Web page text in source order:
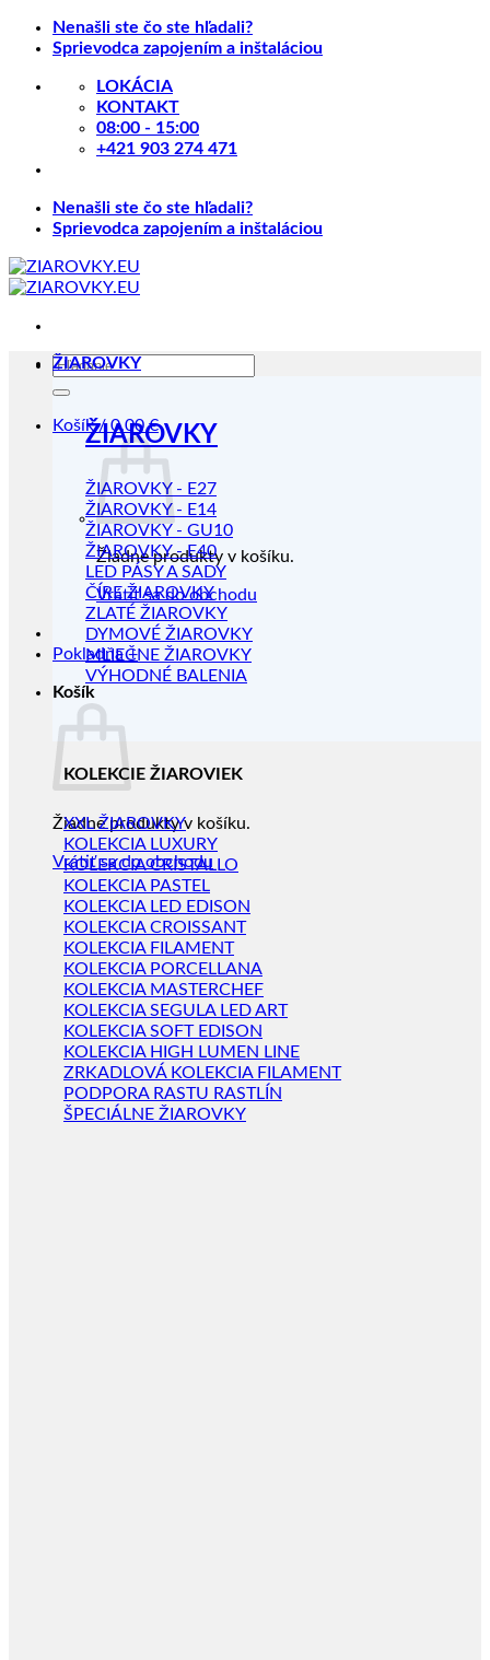
Skip
Nenašli ste čo ste hľadali?
Sprievodca zapojením a inštaláciou
LOKÁCIA
KONTAKT
08:00 - 15:00
+421 903 274 471
Nenašli ste čo ste hľadali?
Sprievodca zapojením a inštaláciou
Hľadať:
Košík /0.00€
Žiadne produkty v košíku.
Vrátiť sa do obchodu
Pokladňa +
Košík
Žiadne produkty v košíku.
Vrátiť sa do obchodu
ŽIAROVKY
ŽIAROVKY
ŽIAROVKY - E27
ŽIAROVKY - E14
ŽIAROVKY - GU10
ŽIAROVKY - E40
LED PÁSY A SADY
ČÍRE ŽIAROVKY
ZLATÉ ŽIAROVKY
DYMOVÉ ŽIAROVKY
MLIEČNE ŽIAROVKY
VÝHODNÉ BALENIA
KOLEKCIE ŽIAROVIEK
XXL ŽIAROVKY
KOLEKCIA LUXURY
KOLEKCIA CRISTALLO
KOLEKCIA PASTEL
KOLEKCIA LED EDISON
KOLEKCIA CROISSANT
KOLEKCIA FILAMENT
KOLEKCIA PORCELLANA
KOLEKCIA MASTERCHEF
KOLEKCIA SEGULA LED ART
KOLEKCIA SOFT EDISON
KOLEKCIA HIGH LUMEN LINE
ZRKADLOVÁ KOLEKCIA FILAMENT
PODPORA RASTU RASTLÍN
ŠPECIÁLNE ŽIAROVKY